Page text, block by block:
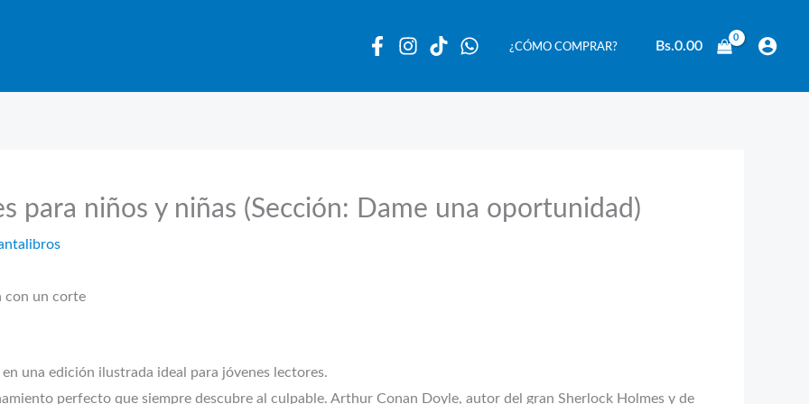
¿CÓMO COMPRAR? Bs.0.00
para niños y niñas (Sección: Dame una oportunidad)
con un corte
una edición ilustrada ideal para jóvenes lectores.
perfecto que siempre descubre al culpable. Arthur Conan Doyle, autor del gran Sherlock Holmes y de